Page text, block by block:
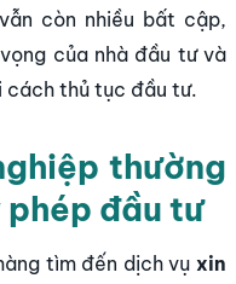
còn nhiều bất cập,
của nhà đầu tư và
cách thủ tục đầu tư.
thường
đầu tư
tìm đến dịch vụ xin